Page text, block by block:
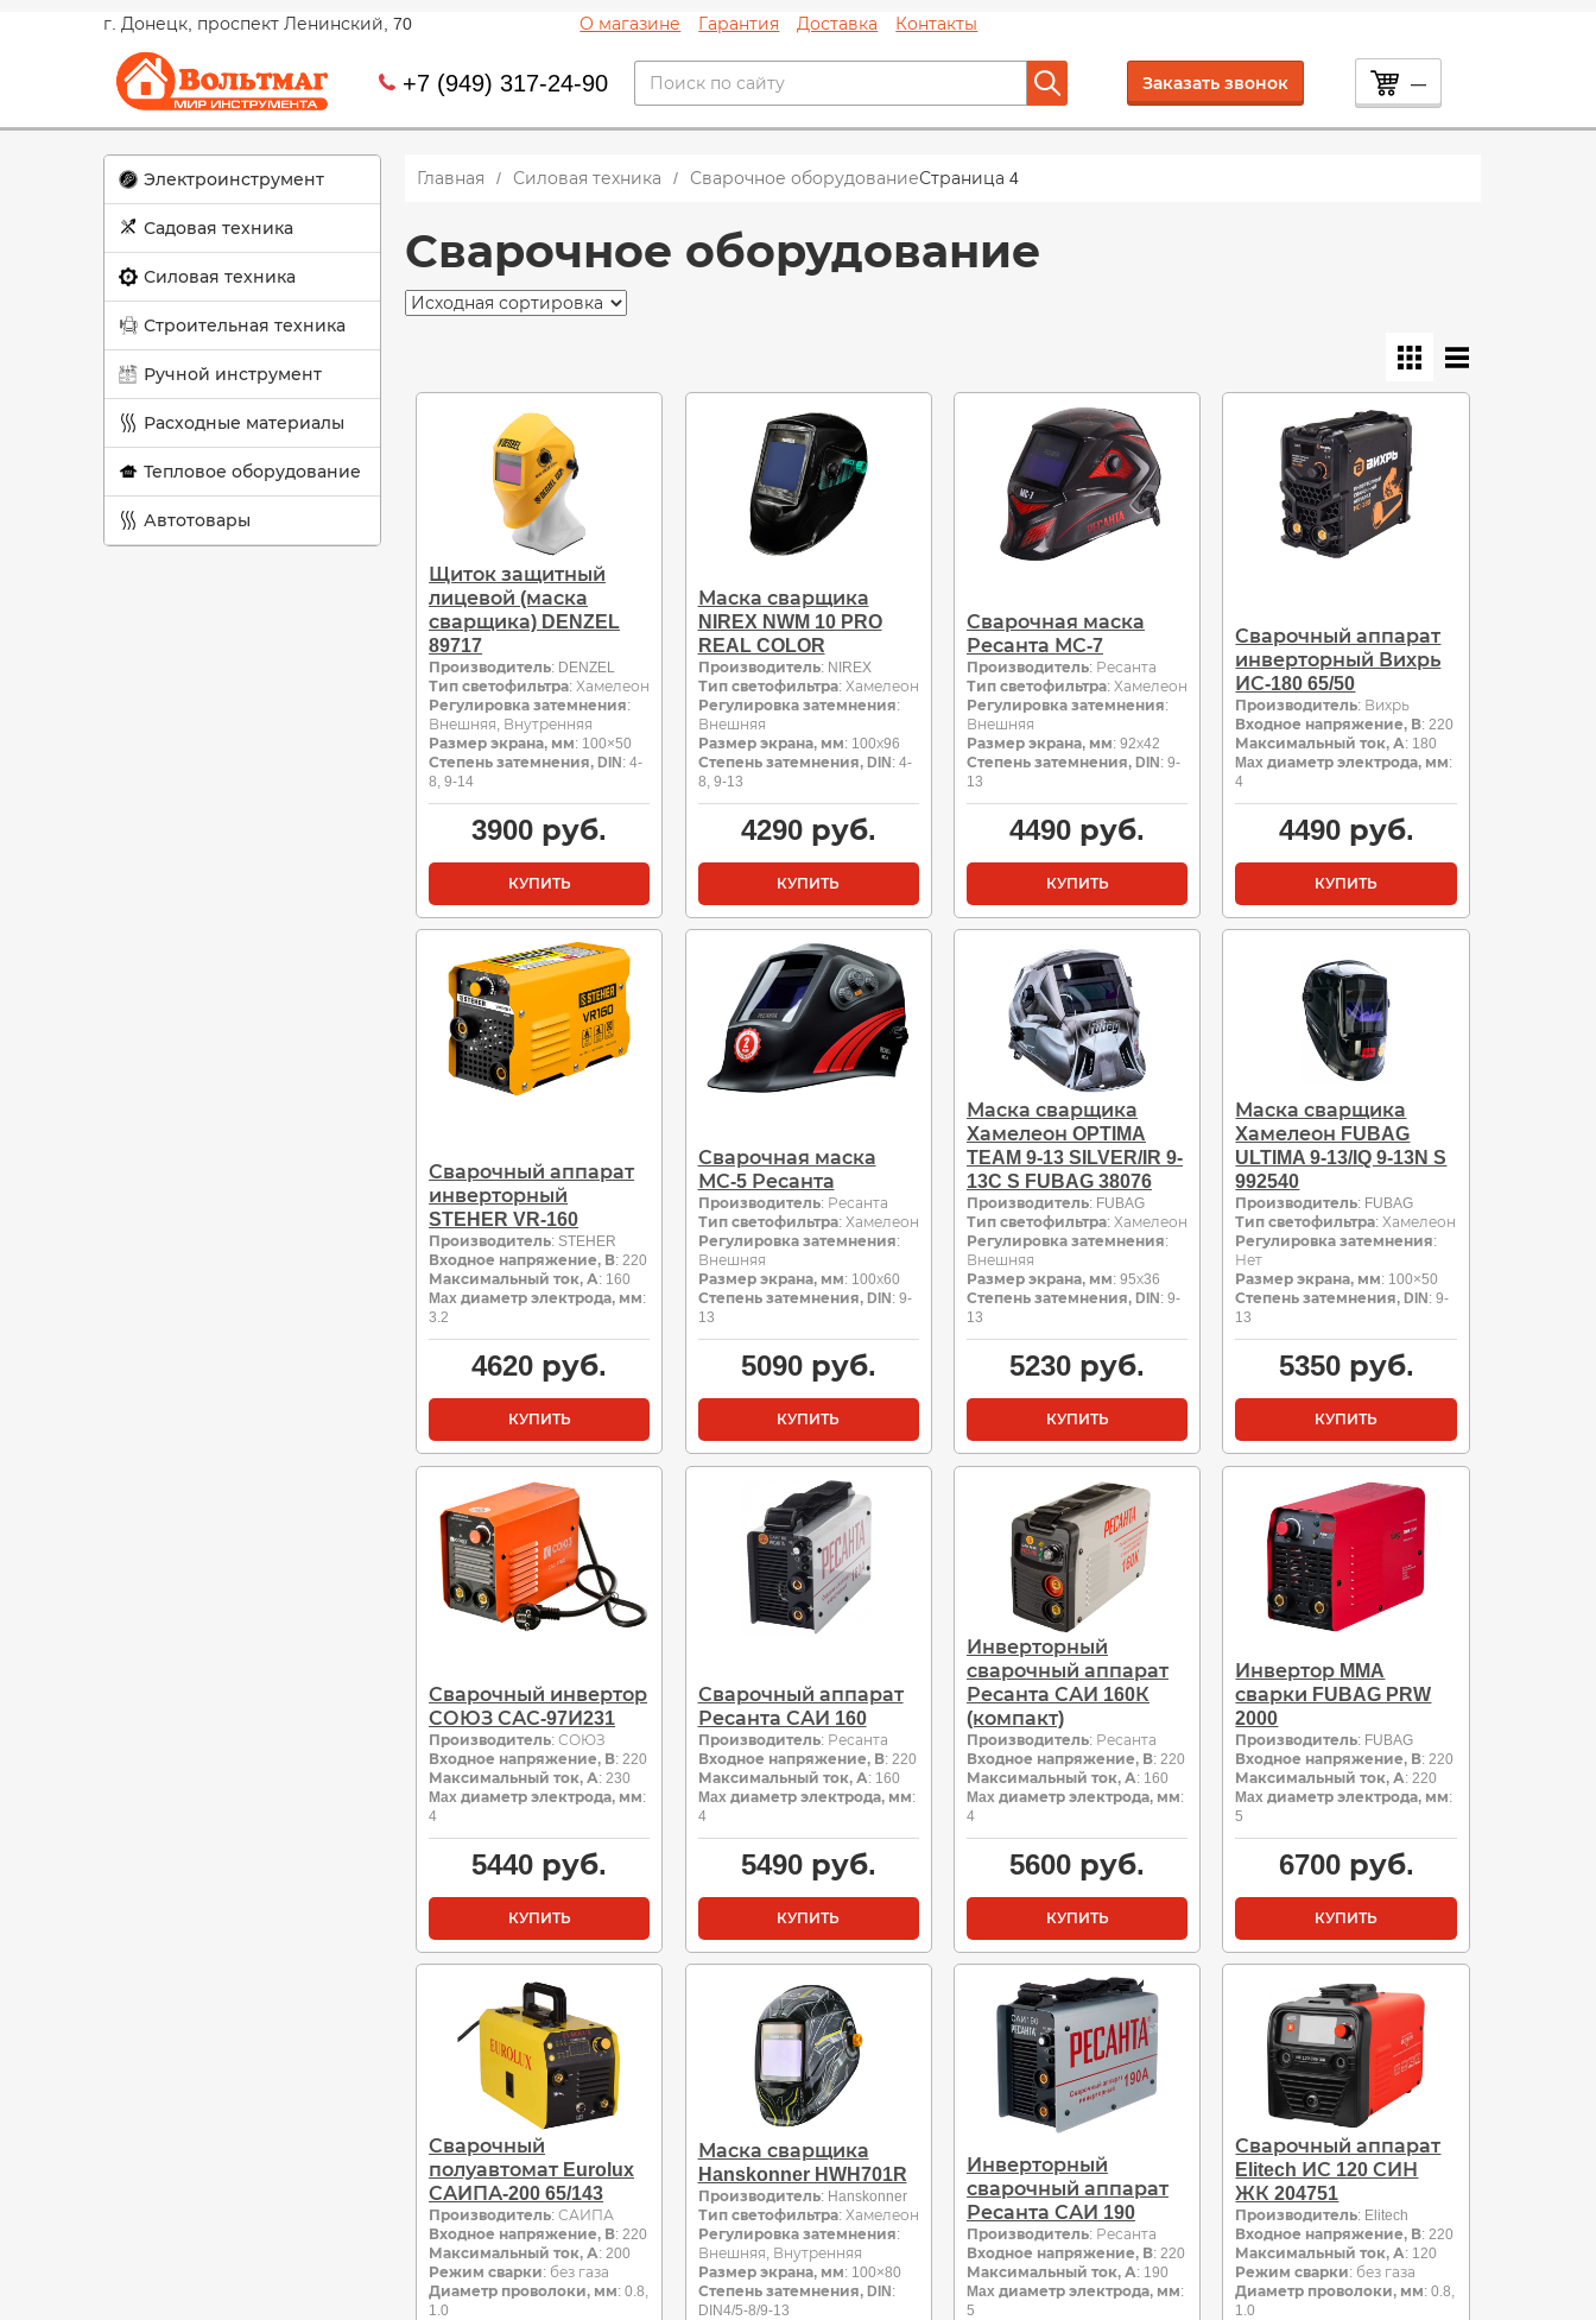
г. Донецк, проспект Ленинский, 70 О магазине Гарантия Доставка Контакты
+7 (949) 317-24-90 Заказать звонок —
Электроинструмент
Садовая техника
Силовая техника
Строительная техника
Ручной инструмент
Расходные материалы
Тепловое оборудование
Автотовары
Главная Силовая техника Сварочное оборудованиеСтраница 4
Сварочное оборудование
Щиток защитный
лицевой (маска
сварщика) DENZEL
89717
Производитель: DENZEL
Тип светофильтра: Хамелеон
Регулировка затемнения:
Внешняя, Внутренняя
Размер экрана, мм: 100×50
Степень затемнения, DIN: 4-
8, 9-14
3900 руб.
КУПИТЬ
Маска сварщика
NIREX NWM 10 PRO
REAL COLOR
Производитель: NIREX
Тип светофильтра: Хамелеон
Регулировка затемнения:
Внешняя
Размер экрана, мм: 100х96
Степень затемнения, DIN: 4-
8, 9-13
4290руб.
КУПИТЬ
Сварочная маска
Ресанта МС-7
Производитель: Ресанта
Тип светофильтра: Хамелеон
Регулировка затемнения:
Внешняя
Размер экрана, мм: 92х42
Степень затемнения, DIN: 9-
13
4490 руб.
КУПИТЬ
Сварочный аппарат
инверторный Вихрь
ИС-180 65/50
Производитель: Вихрь
Входное напряжение, В: 220
Максимальный ток, А: 180
Max диаметр электрода, мм:
4
4490руб.
КУПИТЬ
Сварочный аппарат
инверторный
STEHER VR-160
Производитель: STEHER
Входное напряжение, В: 220
Максимальный ток, А: 160
Max диаметр электрода, мм:
3.2
4620 руб.
КУПИТЬ
Сварочная маска
МС-5 Ресанта
Производитель: Ресанта
Тип светофильтра: Хамелеон
Регулировка затемнения:
Внешняя
Размер экрана, мм: 100х60
Степень затемнения, DIN : 9-
13
5090руб.
КУПИТЬ
Маска сварщика
Хамелеон OPTIMA
TEAM 9-13 SILVER/IR 9-
13C S FUBAG 38076
Производитель: FUBAG
Тип светофильтра: Хамелеон
Регулировка затемнения:
Внешняя
Размер экрана, мм: 95х36
Степень затемнения, DIN : 9-
13
5230 руб.
КУПИТЬ
Маска сварщика
Хамелеон FUBAG
ULTIMA 9-13/IQ 9-13N S
992540
Производитель: FUBAG
Тип светофильтра: Хамелеон
Регулировка затемнения:
Нет
Размер экрана, мм: 100×50
Степень затемнения, DIN : 9-
13
5350руб.
КУПИТЬ
Сварочный инвертор
СОЮЗ САС-97И231
Производитель: СОЮЗ
Входное напряжение, В: 220
Максимальный ток, А: 230
Max диаметр электрода, мм:
4
5440 руб.
КУПИТЬ
Сварочный аппарат
Ресанта САИ 160
Производитель: Ресанта
Входное напряжение, В: 220
Максимальный ток, А: 160
Max диаметр электрода, мм:
4
5490руб.
КУПИТЬ
Инверторный
сварочный аппарат
Ресанта САИ 160К
(компакт)
Производитель: Ресанта
Входное напряжение, В: 220
Максимальный ток, А: 160
Max диаметр электрода, мм:
4
5600 руб.
КУПИТЬ
Инвертор MMA
сварки FUBAG PRW
2000
Производитель: FUBAG
Входное напряжение, В: 220
Максимальный ток, А: 220
Max диаметр электрода, мм:
5
6700руб.
КУПИТЬ
Сварочный
полуавтомат Eurolux
САИПА-200 65/143
Производитель: САИПА
Входное напряжение, В: 220
Максимальный ток, А: 200
Режим сварки: без газа
Диаметр проволоки, мм: 0.8,
1.0
Маска сварщика
Hanskonner HWH701R
Производитель: Hanskonner
Тип светофильтра: Хамелеон
Регулировка затемнения:
Внешняя, Внутренняя
Размер экрана, мм: 100×80
Степень затемнения, DIN:
DIN4/5-8/9-13
Инверторный
сварочный аппарат
Ресанта САИ 190
Производитель: Ресанта
Входное напряжение, В: 220
Максимальный ток, А: 190
Max диаметр электрода, мм:
5
Сварочный аппарат
Elitech ИС 120 СИН
ЖК 204751
Производитель: Elitech
Входное напряжение, В: 220
Максимальный ток, А: 120
Режим сварки: без газа
Диаметр проволоки, мм: 0.8,
1.0